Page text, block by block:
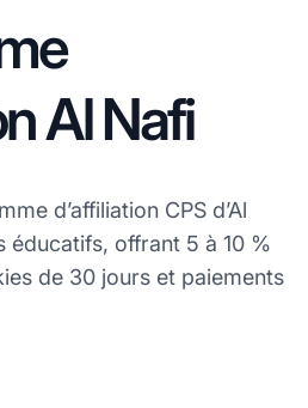
Al Nafi
d’affiliation CPS d’Al
éducatifs, offrant 5 à 10 %
de 30 jours et paiements